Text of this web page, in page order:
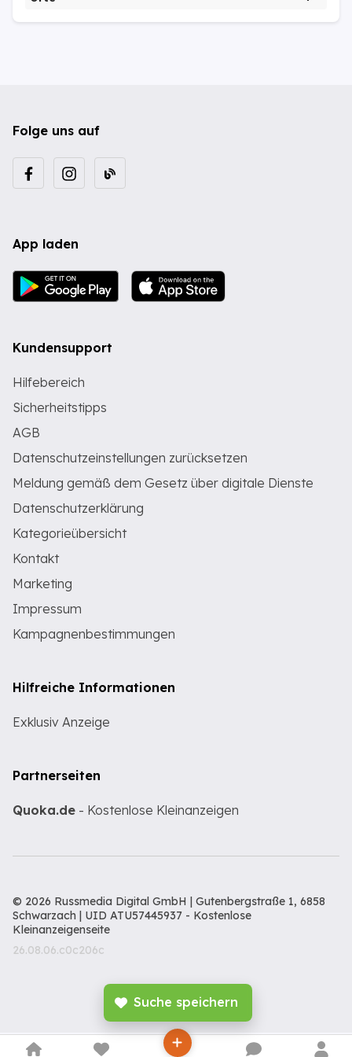
Suche speichern
Folge uns auf
App laden
Kundensupport
Hilfebereich
Sicherheitstipps
AGB
Datenschutzeinstellungen zurücksetzen
Meldung gemäß dem Gesetz über digitale Dienste
Datenschutzerklärung
Kategorieübersicht
Kontakt
Marketing
Impressum
Kampagnenbestimmungen
Hilfreiche Informationen
Exklusiv Anzeige
Partnerseiten
Quoka.de - Kostenlose Kleinanzeigen
© 2026 Russmedia Digital GmbH | Gutenbergstraße 1, 6858
Schwarzach | UID ATU57445937 - Kostenlose
Kleinanzeigenseite
26.08.06.c0c206c